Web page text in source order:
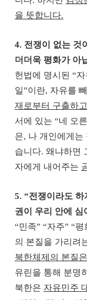
을 뜻합니다.
4. 전쟁이 없는 것
더더욱 평화가 아
헌법에 명시된 “
일”이란, 자유를
재로부터 구출하
서에 있는 “네 오
은, 나 개인에게는
습니다. 왜냐하면
자에게 내어주는
5. “전쟁이라도 하
권이 우리 안에 심
“민족” “자주” “평
의 본질을 가리려
북한체제의 본질은
유린을 통해 분명
북한은 자유민주